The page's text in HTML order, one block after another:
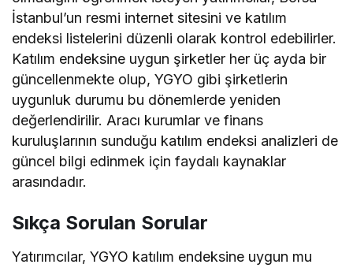
İstanbul’un resmi internet sitesini ve katılım
endeksi listelerini düzenli olarak kontrol edebilirler.
Katılım endeksine uygun şirketler her üç ayda bir
güncellenmekte olup, YGYO gibi şirketlerin
uygunluk durumu bu dönemlerde yeniden
değerlendirilir. Aracı kurumlar ve finans
kuruluşlarının sunduğu katılım endeksi analizleri de
güncel bilgi edinmek için faydalı kaynaklar
arasındadır.
Sıkça Sorulan Sorular
Yatırımcılar, YGYO katılım endeksine uygun mu